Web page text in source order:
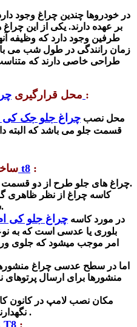
در خودروها چندین چراغ وجود
بر عهده دارند. یکی از این
طرفین وجود دارد که وظیفه
زمان رانندگی در طول شب می
طراحی خاصی دارند که
محل قرارگیری :
محل نصب چراغ جلو جک کی
قسمت جلو می باشد که البته
چراغ جلوطرح کی ام سی t8 :
چراغ های جلو طرح از دو قسمت کاسه و بلوری (عدسی) می باشند.
سطح لامپ را جیوه اندود می کنند.
♣ در مورد کاسه چراغ جلو کی
بلوری یا عدسی است که به
امر موجب میشود که جلوی
اما در سطح عدسی چراغ
منشورها برای ارسال
مکان نصب لامپ در کانون
نگهدارنده یا فنر ثابت نگه داشته می شود .